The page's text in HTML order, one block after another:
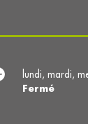
lundi, mardi,
Fermé